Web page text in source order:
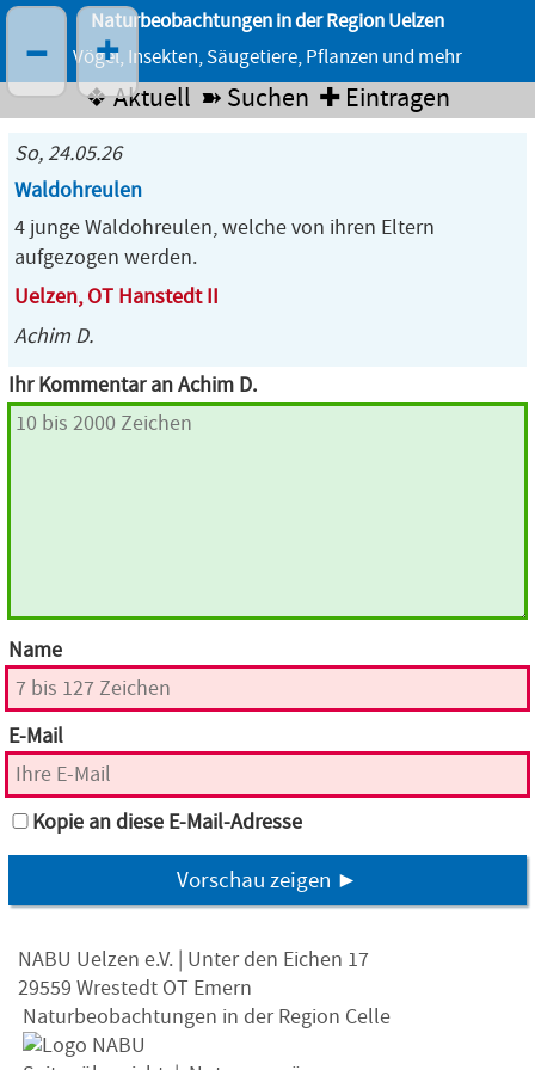
Naturbeobachtungen in der Region Uelzen
Vögel, Insekten, Säugetiere, Pflanzen und mehr
❖ Aktuell ➽ Suchen ✚ Eintragen
So, 24.05.26
Waldohreulen
4 junge Waldohreulen, welche von ihren Eltern
aufgezogen werden.
Uelzen, OT Hanstedt II
Achim D.
Ihr Kommentar an Achim D.
Name
E-Mail
Kopie an diese E-Mail-Adresse
Vorschau zeigen ►
NABU Uelzen e.V. | Unter den Eichen 17
29559 Wrestedt OT Emern
Naturbeobachtungen in der Region Celle
– +